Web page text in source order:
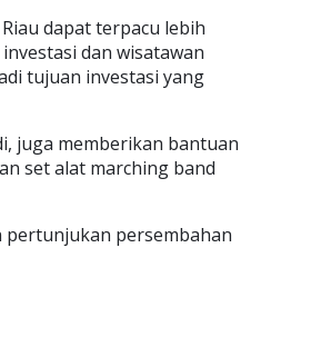
dapat terpacu lebih
dan wisatawan
tujuan investasi yang
juga memberikan bantuan
set alat marching band
pertunjukan persembahan